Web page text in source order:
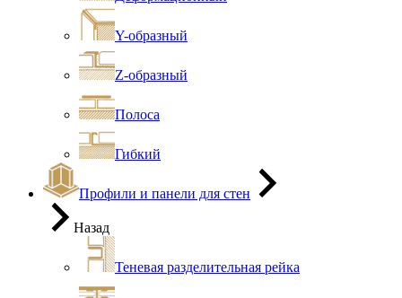
Y-образный
Z-образный
Полоса
Гибкий
Профили и панели для стен
Назад
Теневая разделительная рейка